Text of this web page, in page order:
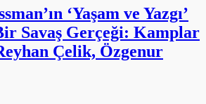
‘Yaşam ve Yazgı’
Savaş Gerçeği: Kamplar
Çelik, Özgenur